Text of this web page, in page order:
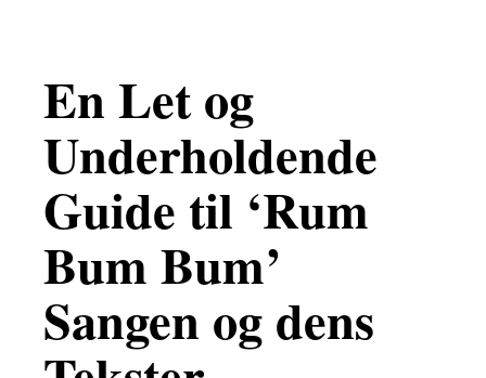
En Let og
Underholdende
Guide til ‘Rum
Bum Bum’
Sangen og dens